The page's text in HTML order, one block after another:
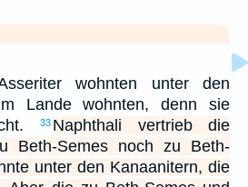
wohnten unter den
Lande wohnten, denn sie
33 Naphthali vertrieb die
Beth-Semes noch zu Beth-
unter den Kanaanitern, die